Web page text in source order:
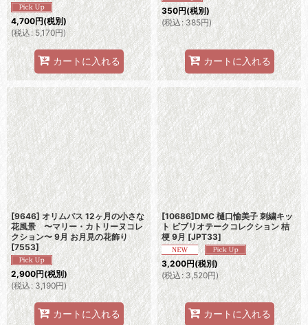
4,700円(税別)
(税込 : 5,170円)
カートに入れる
350円(税別)
(税込: 385円)
カートに入れる
[9646] オリムパス 12ヶ月の小さな
花風景 〜マリー・カトリーヌコレ
クション〜 9月 お月見の花飾り
[7553]
2,900円(税別)
(税込: 3,190円)
カートに入れる
[10686]DMC 樋口愉美子 刺繍キッ
ト ビブリオテークコレクション 桔
梗 9月 [JPT33]
3,200円(税別)
(税込: 3,520円)
カートに入れる